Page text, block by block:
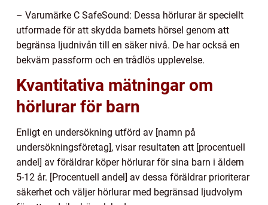
– Varumärke C SafeSound: Dessa hörlurar är speciellt
utformade för att skydda barnets hörsel genom att
begränsa ljudnivån till en säker nivå. De har också en
bekväm passform och en trådlös upplevelse.
Kvantitativa mätningar om
hörlurar för barn
Enligt en undersökning utförd av [namn på
undersökningsföretag], visar resultaten att [procentuell
andel] av föräldrar köper hörlurar för sina barn i åldern
5-12 år. [Procentuell andel] av dessa föräldrar prioriterar
säkerhet och väljer hörlurar med begränsad ljudvolym